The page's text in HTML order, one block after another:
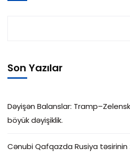
Son Yazılar
Dəyişən Balanslar:
böyük dəyişiklik.
Cənubi Qafqazda Rusiya təsirinin